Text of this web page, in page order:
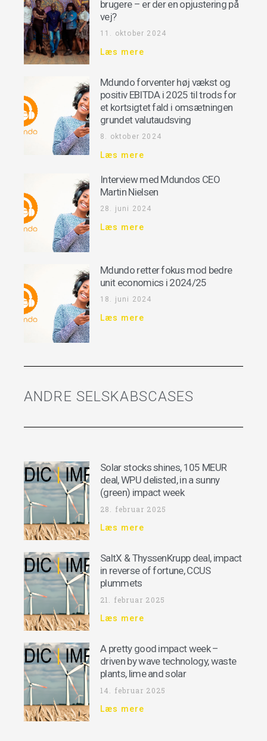
brugere – er der en opjustering på
vej?
11. oktober 2024
Læs mere
Mdundo forventer høj vækst og
positiv EBITDA i 2025 til trods for
et kortsigtet fald i omsætningen
grundet valutaudsving
8. oktober 2024
Læs mere
Interview med Mdundos CEO
Martin Nielsen
28. juni 2024
Læs mere
Mdundo retter fokus mod bedre
unit economics i 2024/25
18. juni 2024
Læs mere
ANDRE SELSKABSCASES
Solar stocks shines, 105 MEUR
deal, WPU delisted, in a sunny
(green) impact week
28. februar 2025
Læs mere
SaltX & ThyssenKrupp deal, impact
in reverse of fortune, CCUS
plummets
21. februar 2025
Læs mere
A pretty good impact week –
driven by wave technology, waste
plants, lime and solar
14. februar 2025
Læs mere